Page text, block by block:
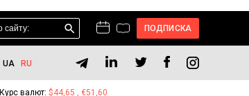
ПОДПИСКА
UA RU
Курс валют: $44,65 , €51,60